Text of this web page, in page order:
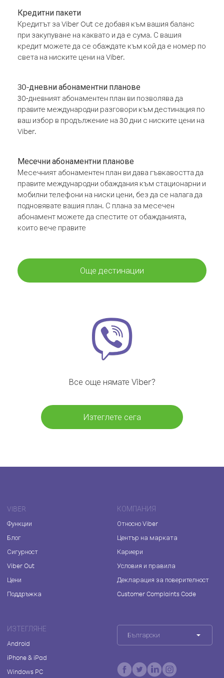
Кредитни пакети
Кредитът за Viber Out се добавя към вашия баланс
при закупуване на каквато и да е сума. С вашия
кредит можете да се обаждате към кой да е номер по
света на ниските цени на Viber.
30-дневни абонаментни планове
30-дневният абонаментен план ви позволява да
правите международни разговори към дестинация по
ваш избор в продължение на 30 дни с ниските цени на
Viber.
Месечни абонаментни планове
Месечният абонаментен план ви дава гъвкавостта да
правите международни обаждания към стационарни и
мобилни телефони на ниски цени, без да се налага да
подновявате вашия план. С плана за месечен
абонамент можете да спестите от обажданията,
които вече правите
Още дестинации
Все още нямате Viber?
Изтеглете сега
VIBER
Функции
Блог
Сигурност
Viber Out
Цени
Поддръжка
КОМПАНИЯ
Относно Viber
Център на марката
Кариери
Условия и правила
Декларация за поверителност
Customer Complaints Code
ИЗТЕГЛЯНЕ
Android
iPhone & iPad
Windows PC
Български